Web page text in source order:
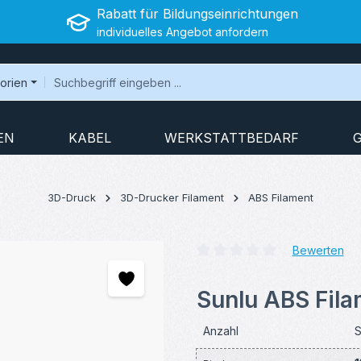
Rabatt für Bildungseinrichtungen
individuelles Angebot anfordern
KABEL WERKSTATTBEDARF
3D-Druck 3D-Drucker Filament ABS Filament
Bewerten
Sunlu ABS
Anzahl